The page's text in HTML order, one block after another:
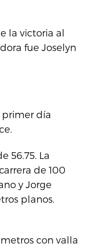
la victoria al
fue Joselyn
día
56.75. La
de 100
y Jorge
planos.
con valla